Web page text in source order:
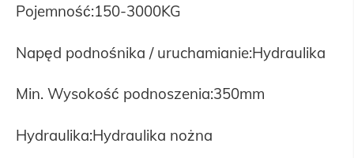
Pojemność:150-3000KG
Napęd podnośnika / uruchamianie:Hydraulika
Min. Wysokość podnoszenia:350mm
Hydraulika:Hydraulika nożna